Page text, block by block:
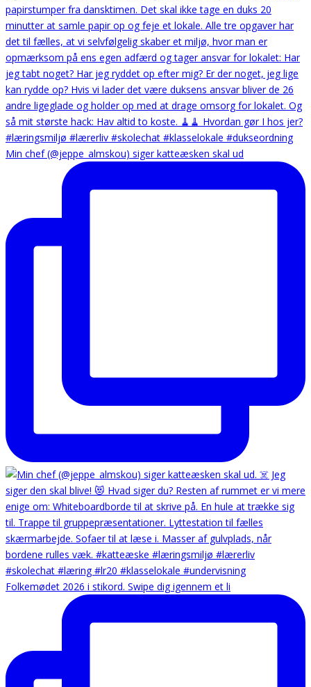
Min chef (@jeppe_almskou) siger katteæsken skal ud
Folkemødet 2026 i stikord. Swipe dig igennem et li